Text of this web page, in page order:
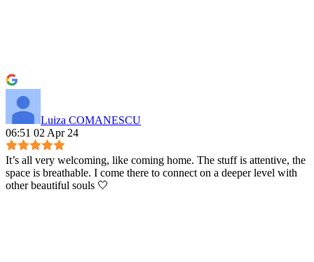
Luiza COMANESCU
06:51 02 Apr 24
It’s all very welcoming, like coming home. The stuff is attentive, the
space is breathable. I come there to connect on a deeper level with
other beautiful souls 🤍